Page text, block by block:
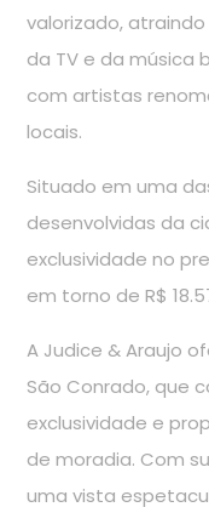
valorizado,
da TV e da música
com artistas
locais.
Situado em uma
desenvolvidas da
exclusividade no
em torno de R$
A Judice & Araujo
São Conrado, que
exclusividade e
de moradia. Com
uma vista